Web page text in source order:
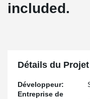
included.
Détails du Projet
Développeur:
Entreprise de